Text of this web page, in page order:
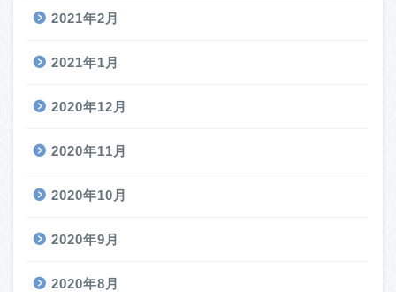
2021年2月
2021年1月
2020年12月
2020年11月
2020年10月
2020年9月
2020年8月